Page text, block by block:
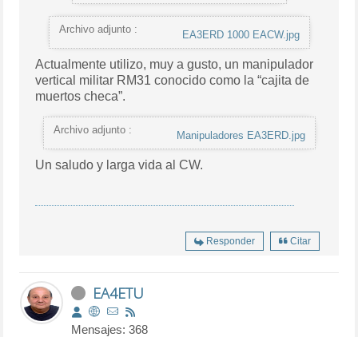
Archivo adjunto : EA3ERD 1000 EACW.jpg
Actualmente utilizo, muy a gusto, un manipulador
vertical militar RM31 conocido como la “cajita de
muertos checa”.
Archivo adjunto : Manipuladores EA3ERD.jpg
Un saludo y larga vida al CW.
Responder Citar
EA4ETU
Mensajes: 368